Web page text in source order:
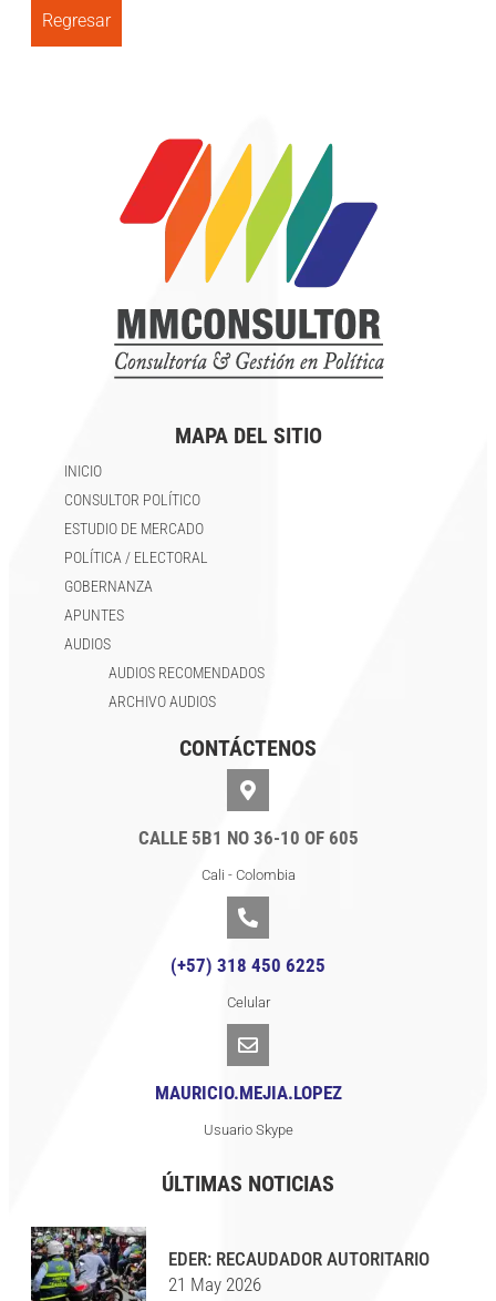
Regresar
ÚLTIMAS NOTICIAS
EDER: RECAUDADOR AUTORITARIO
21 May 2026
CONTÁCTENOS
CALLE 5B1 NO 36-10 OF 605
Cali - Colombia
(+57) 318 450 6225
Celular
MAURICIO.MEJIA.LOPEZ
Usuario Skype
MAPA DEL SITIO
INICIO
CONSULTOR POLÍTICO
ESTUDIO DE MERCADO
POLÍTICA / ELECTORAL
GOBERNANZA
APUNTES
AUDIOS
AUDIOS RECOMENDADOS
ARCHIVO AUDIOS